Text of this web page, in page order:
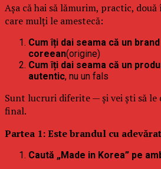
Așa că hai să lămurim, practic,
care mulți le amestecă:
Cum îți dai seama că un
coreean(origine)
Cum îți dai seama că un
autentic, nu un fals
Sunt lucruri diferite — și vei ști să le
final.
Partea 1: Este brandul cu
Caută „Made in Korea” pe